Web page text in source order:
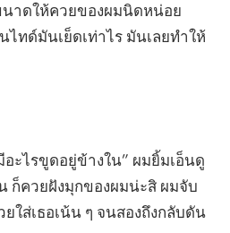
นาดให้ควยของผมนิดหน่อย
ไทด์มันเย็ดเท่าไร มันเลยทำให้
ะไรขูดอยู่ข้างใน” ผมยิ้มเอ็นดู
ก็ควยฝังมุกของผมน่ะสิ ผมจับ
ใส่เธอเน้น ๆ จนสองถึงกลับดัน